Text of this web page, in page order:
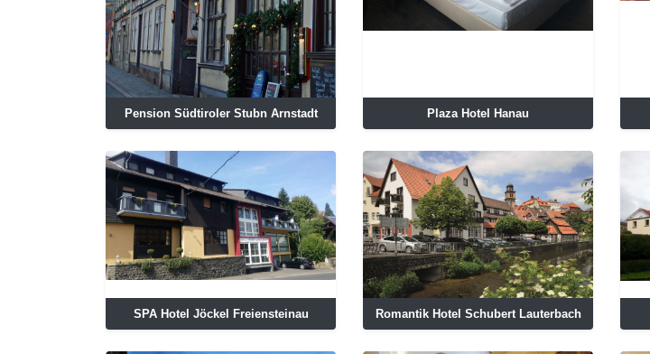
Pension Südtiroler Stubn Arnstadt Plaza Hotel Hanau
SPA Hotel Jöckel Freiensteinau Romantik Hotel Schubert Lauterbach